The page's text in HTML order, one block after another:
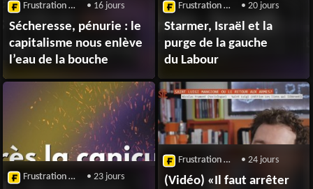
Frustration Magazine • 16 jours
Sécheresse, pénurie : le
capitalisme nous enlève
l’eau de la bouche
Frustration Magazine • 20 jours
Starmer, Israël et la
purge de la gauche
du Labour
Frustration Magazine • 23 jours
Frustration Magazine • 24 jours
(Vidéo) «Il faut arrêter